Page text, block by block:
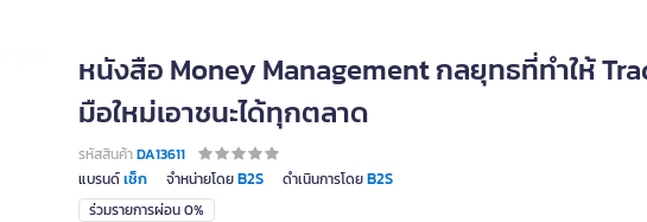
หนังสือ Money Management กลยุทธที่ทำให้
มือใหม่เอาชนะได้ทุกตลาด
รหัสสินค้าDA13611
แบรนด์เช็ก จำหน่ายโดยB2S ดำเนินการโดยB2S
ร่วมรายการผ่อน 0%